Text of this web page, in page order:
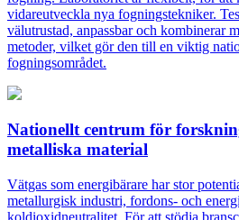
vidareutveckla nya fogningstekniker.
välutrustad, anpassbar och kombinerar
metoder, vilket gör den till en viktig
fogningsområdet.
Nationellt centrum för
metalliska material
Vätgas som energibärare har stor
metallurgisk industri, fordons- och
koldioxidneutralitet. För att stödja